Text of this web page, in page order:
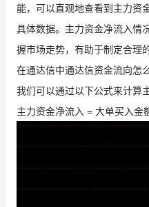
能，可以直观地查看到主力资
具体数据。主力资金净流入情
握市场走势，有助于制定合理
在通达信中通达信资金流向怎
我们可以通过以下公式来计算
主力资金净流入 = 大单买入金